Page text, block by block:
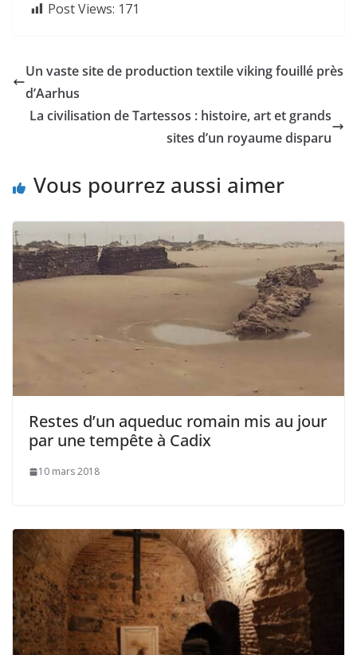
Post Views: 171
Un vaste site de production textile viking fouillé près
d’Aarhus
La civilisation de Tartessos : histoire, art et grands
sites d’un royaume disparu
Vous pourrez aussi aimer
Restes d’un aqueduc romain mis au jour
par une tempête à Cadix
10 mars 2018